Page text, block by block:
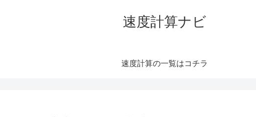
速度計算ナビ
速度計算の一覧はコチラ